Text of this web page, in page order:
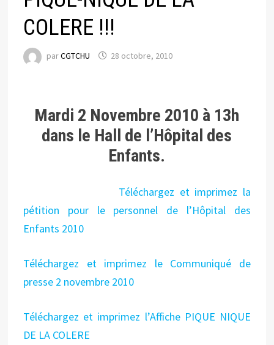
COLERE !!!
parCGTCHU 28 octobre, 2010
Mardi 2 Novembre 2010 à 13h
dans le Hall de l’Hôpital des
Enfants.
Téléchargez et imprimez la
pétition pour le personnel de l’Hôpital des
Enfants 2010
Téléchargez et imprimez le Communiqué de
presse 2 novembre 2010
Téléchargez et imprimez l’Affiche PIQUE NIQUE
DE LA COLERE